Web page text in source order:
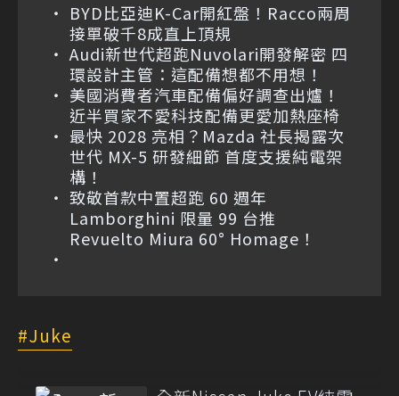
BYD比亞迪K-Car開紅盤！Racco兩周
接單破千8成直上頂規
Audi新世代超跑Nuvolari開發解密 四
環設計主管：這配備想都不用想！
美國消費者汽車配備偏好調查出爐！
近半買家不愛科技配備更愛加熱座椅
最快 2028 亮相？Mazda 社長揭露次
世代 MX-5 研發細節 首度支援純電架
構！
致敬首款中置超跑 60 週年
Lamborghini 限量 99 台推
Revuelto Miura 60° Homage！
Juke